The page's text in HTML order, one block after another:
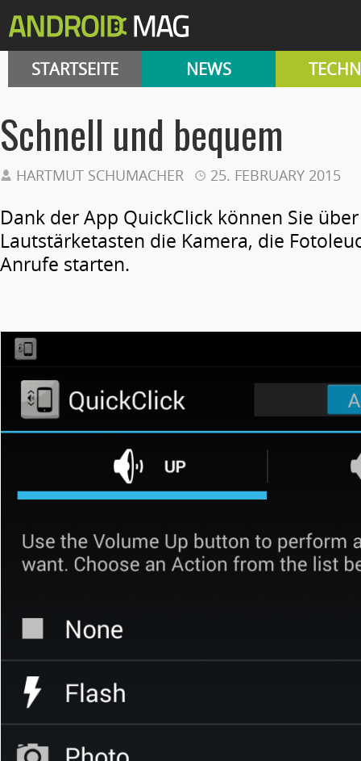
STARTSEITE NEWS
Schnell und bequem
HARTMUT SCHUMACHER 25. FEBRUARY 2015
Dank der App QuickClick können Sie
Lautstärketasten die Kamera, die
Anrufe starten.